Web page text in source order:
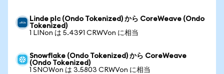
Linde plc (Ondo Tokenized) から CoreWeave (Ondo
Tokenized)
1 LINon は 5.4391 CRWVon に相当
Snowflake (Ondo Tokenized) から CoreWeave
(Ondo Tokenized)
1 SNOWon は 3.5803 CRWVon に相当